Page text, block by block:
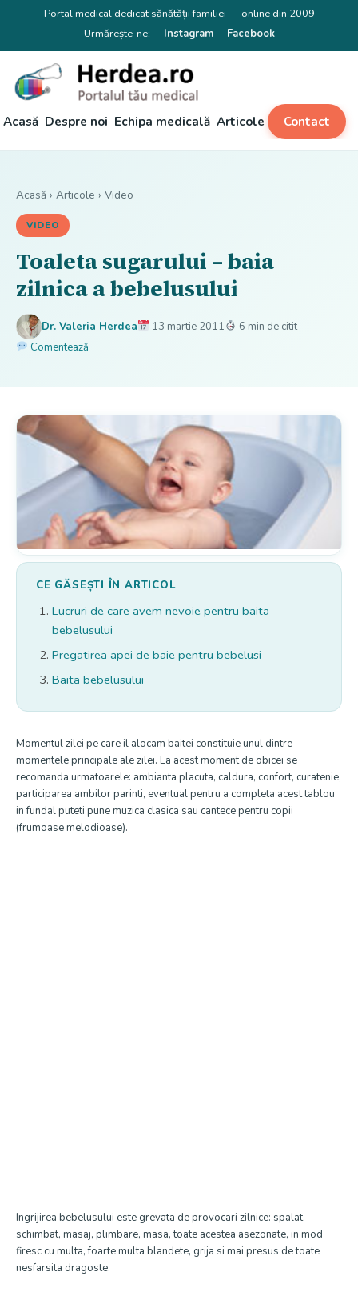
Portal medical dedicat sănătății familiei — online din 2009
Urmărește-ne:
Instagram Facebook
Acasă Despre noi Echipa medicală Articole Contact
Acasă › Articole › Video
VIDEO
Toaleta sugarului – baia
zilnica a bebelusului
Dr. Valeria Herdea 13 martie 2011
6 min de citit
Comentează
CE GĂSEȘTI ÎN ARTICOL
Lucruri de care avem nevoie pentru baita
bebelusului
Pregatirea apei de baie pentru bebelusi
Baita bebelusului
Momentul zilei pe care il alocam baitei constituie unul dintre
momentele principale ale zilei. La acest moment de obicei se
recomanda urmatoarele: ambianta placuta, caldura, confort, curatenie,
participarea ambilor parinti, eventual pentru a completa acest tablou
in fundal puteti pune muzica clasica sau cantece pentru copii
(frumoase melodioase).
Ingrijirea bebelusului este grevata de provocari zilnice: spalat,
schimbat, masaj, plimbare, masa, toate acestea asezonate, in mod
firesc cu multa, foarte multa blandete, grija si mai presus de toate
nesfarsita dragoste.